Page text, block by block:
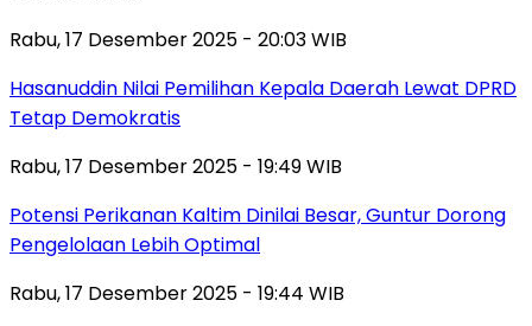
Rabu, 17 Desember 2025 - 20:03 WIB
Hasanuddin Nilai Pemilihan Kepala Daerah Lewat DPRD
Tetap Demokratis
Rabu, 17 Desember 2025 - 19:49 WIB
Potensi Perikanan Kaltim Dinilai Besar, Guntur Dorong
Pengelolaan Lebih Optimal
Rabu, 17 Desember 2025 - 19:44 WIB